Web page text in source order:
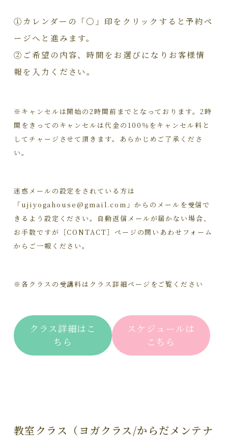
①カレンダーの「○」印をクリックすると予約ペ
ージへと進みます。
②ご希望の内容、時間をお選びになりお客様情
報を入力ください。
※キャンセルは開始の2時間前までとなっております。2時
間をきってのキャンセルは代金の100％をキャンセル料と
してチャージさせて頂きます。あらかじめご了承くださ
い。
迷惑メールの設定をされている方は
「ujiyogahouse@gmail.com」からのメールを受信で
きるよう設定ください。自動返信メールが届かない場合、
お手数ですが［CONTACT］ページの問いあわせフォーム
からご一報ください。
※各クラスの受講料はクラス詳細ページをご覧ください
クラス詳細はこ
ちら
スケジュールは
こちら
教室クラス（ヨガクラス/からだメンテナ